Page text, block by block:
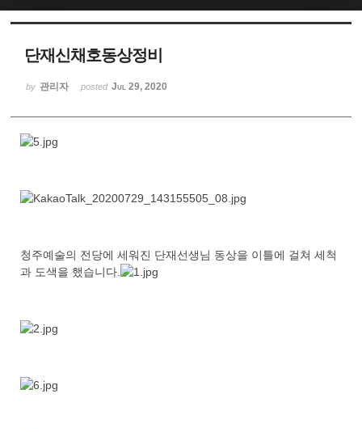
단재신채호동상정비
by 관리자 posted Jul 29, 2020
청주예술의 전당에 세워진 단재선생님 동상을 이틀에 걸쳐 세척
과 도색을 했습니다.